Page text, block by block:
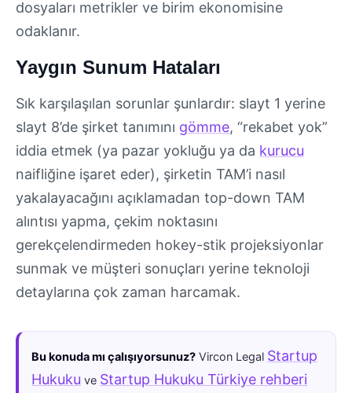
dosyaları metrikler ve birim ekonomisine
odaklanır.
Yaygın Sunum Hataları
Sık karşılaşılan sorunlar şunlardır: slayt 1 yerine
slayt 8’de şirket tanımını gömme, “rekabet yok”
iddia etmek (ya pazar yokluğu ya da kurucu
naifliğine işaret eder), şirketin TAM’i nasıl
yakalayacağını açıklamadan top-down TAM
alıntısı yapma, çekim noktasını
gerekçelendirmeden hokey-stik projeksiyonlar
sunmak ve müşteri sonuçları yerine teknoloji
detaylarına çok zaman harcamak.
Bu konuda mı çalışıyorsunuz? Vircon Legal Startup
Hukuku ve Startup Hukuku Türkiye rehberi